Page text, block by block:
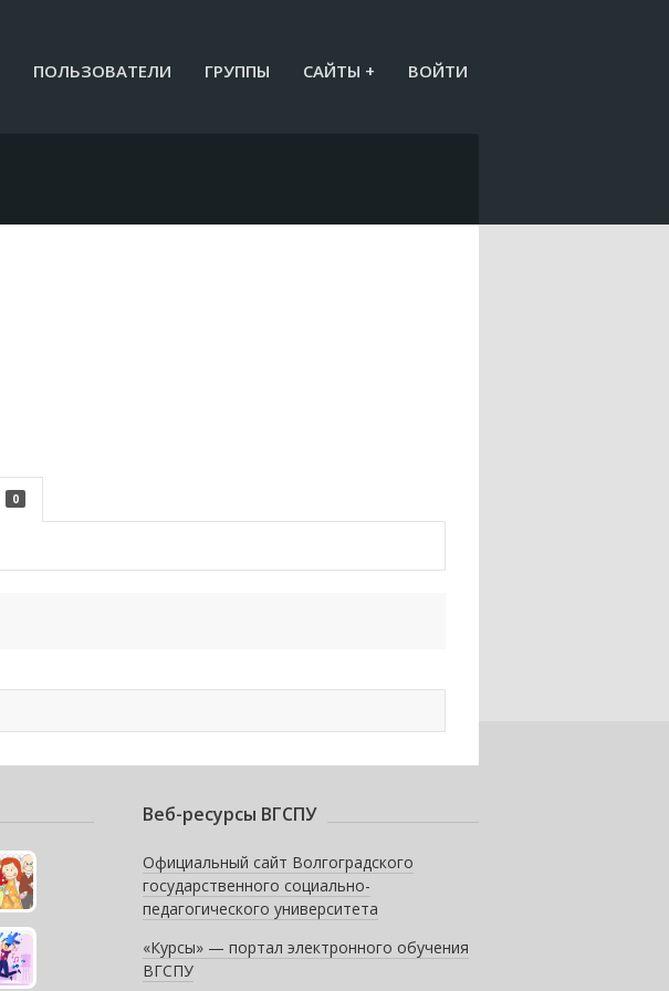
ПОЛЬЗОВАТЕЛИ ГРУППЫ САЙТЫ + ВОЙТИ
0
Веб-ресурсы ВГСПУ
Официальный сайт Волгоградского
государственного социально-
педагогического университета
«Курсы» — портал электронного обучения
ВГСПУ